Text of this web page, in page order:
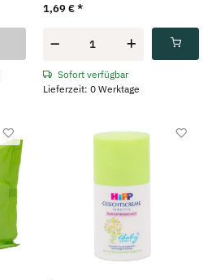
1,69 €*
Sofort verfügbar
Lieferzeit: 0 Werktage